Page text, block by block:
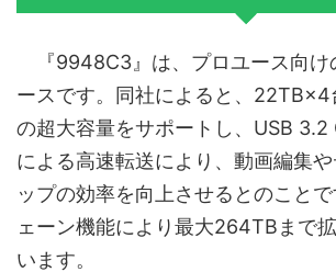
『9948C3』は、プロユース向け
ースです。同社によると、
の超大容量をサポートし、USB 3.2
による高速転送により、動画編集
ップの効率を向上させるとのこと
ェーン機能により最大264TBまで
います。